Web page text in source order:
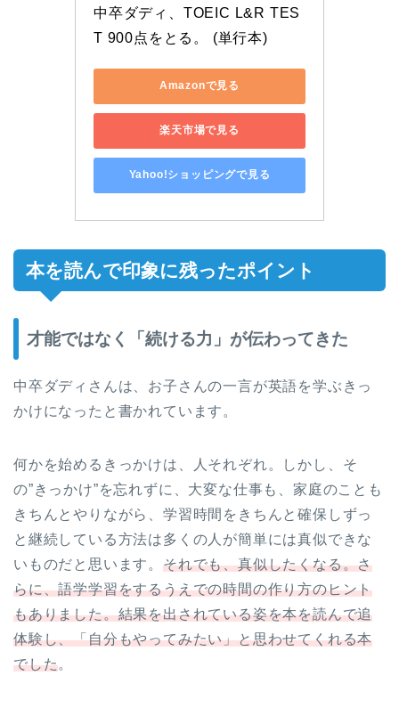
中卒ダディ、TOEIC L&R TES
T 900点をとる。 (単行本)
Amazonで見る
楽天市場で見る
Yahoo!ショッピングで見る
本を読んで印象に残ったポイント
才能ではなく「続ける力」が伝わってきた
中卒ダディさんは、お子さんの一言が英語を学ぶきっ
かけになったと書かれています。
何かを始めるきっかけは、人それぞれ。しかし、そ
の”きっかけ”を忘れずに、大変な仕事も、家庭のことも
きちんとやりながら、学習時間をきちんと確保しずっ
と継続している方法は多くの人が簡単には真似できな
いものだと思います。 それでも、真似したくなる。さ
らに、語学学習をするうえでの時間の作り方のヒント
もありました。結果を出されている姿を本を読んで追
体験し、「自分もやってみたい」と思わせてくれる本
でした。